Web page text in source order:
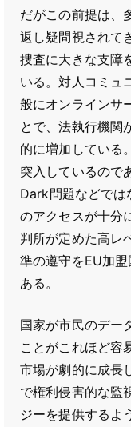
だがこの前提は、
返し疑問視されて
捜査に大きな支障
いる。対人コミュ
般にオンラインサ
とで、法執行機関
的に増加している
突入しているので
Dark問題などでは
のアクセスが十分
判所が定めた高レ
準の遵守をEU加
ある。
国家が市民のデー
ことがこれほど容
市場が劇的に成長
で権利侵害的な監
ジーを提供するよ